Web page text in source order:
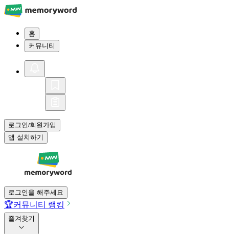
홈
커뮤니티
로그인/회원가입
앱 설치하기
로그인을 해주세요
🏆커뮤니티 랭킹
즐겨찾기